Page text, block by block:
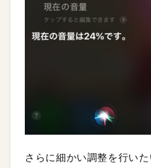
さらに細かい調整を行い